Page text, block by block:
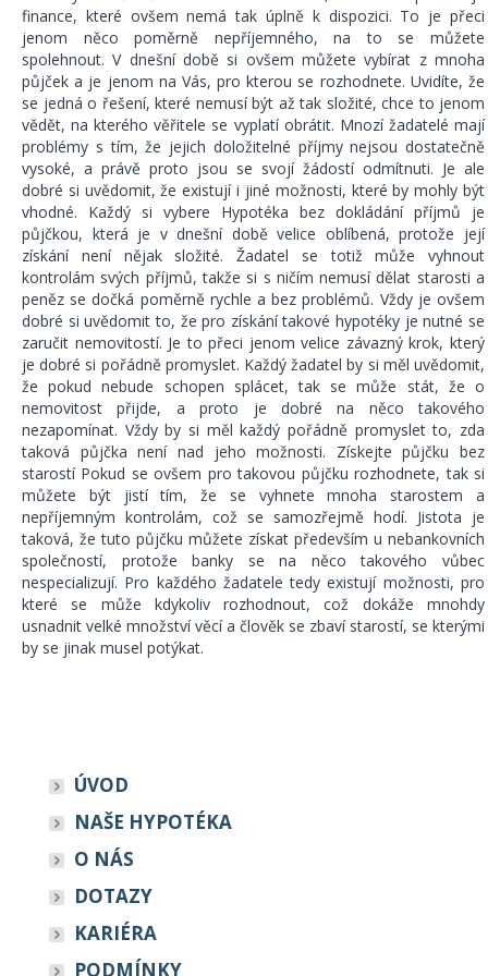
finance, které ovšem nemá tak úplně k dispozici. To je přeci
jenom něco poměrně nepříjemného, na to se můžete
spolehnout. V dnešní době si ovšem můžete vybírat z mnoha
půjček a je jenom na Vás, pro kterou se rozhodnete. Uvidíte, že
se jedná o řešení, které nemusí být až tak složité, chce to jenom
vědět, na kterého věřitele se vyplatí obrátit. Mnozí žadatelé mají
problémy s tím, že jejich doložitelné příjmy nejsou dostatečně
vysoké, a právě proto jsou se svojí žádostí odmítnuti. Je ale
dobré si uvědomit, že existují i jiné možnosti, které by mohly být
vhodné. Každý si vybere Hypotéka bez dokládání příjmů je
půjčkou, která je v dnešní době velice oblíbená, protože její
získání není nějak složité. Žadatel se totiž může vyhnout
kontrolám svých příjmů, takže si s ničím nemusí dělat starosti a
peněz se dočká poměrně rychle a bez problémů. Vždy je ovšem
dobré si uvědomit to, že pro získání takové hypotéky je nutné se
zaručit nemovitostí. Je to přeci jenom velice závazný krok, který
je dobré si pořádně promyslet. Každý žadatel by si měl uvědomit,
že pokud nebude schopen splácet, tak se může stát, že o
nemovitost přijde, a proto je dobré na něco takového
nezapomínat. Vždy by si měl každý pořádně promyslet to, zda
taková půjčka není nad jeho možnosti. Získejte půjčku bez
starostí Pokud se ovšem pro takovou půjčku rozhodnete, tak si
můžete být jistí tím, že se vyhnete mnoha starostem a
nepříjemným kontrolám, což se samozřejmě hodí. Jistota je
taková, že tuto půjčku můžete získat především u nebankovních
společností, protože banky se na něco takového vůbec
nespecializují. Pro každého žadatele tedy existují možnosti, pro
které se může kdykoliv rozhodnout, což dokáže mnohdy
usnadnit velké množství věcí a člověk se zbaví starostí, se kterými
by se jinak musel potýkat.
ÚVOD
NAŠE HYPOTÉKA
O NÁS
DOTAZY
KARIÉRA
PODMÍNKY